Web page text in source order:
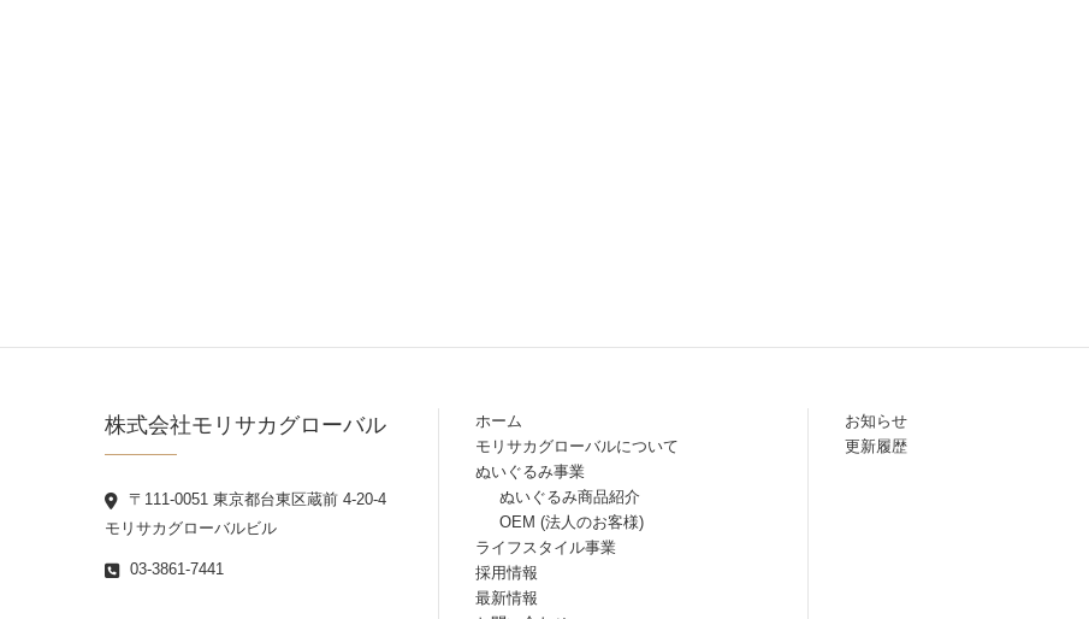
株式会社モリサカグローバル
〒111-0051 東京都台東区蔵前 4-20-4
モリサカグローバルビル
03-3861-7441
ホーム
モリサカグローバルについて
ぬいぐるみ事業
ぬいぐるみ商品紹介
OEM (法人のお客様)
ライフスタイル事業
採用情報
最新情報
お知らせ
更新履歴